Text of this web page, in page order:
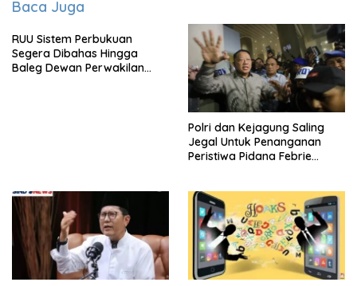
Baca Juga
RUU Sistem Perbukuan
Segera Dibahas Hingga
Baleg Dewan Perwakilan
Polri dan Kejagung Saling
Jegal Untuk Penanganan
Peristiwa Pidana Febrie